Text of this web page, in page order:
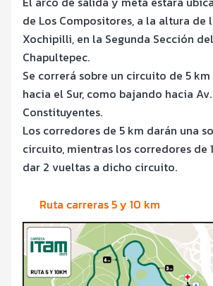
de Los Compositores, a la altura de
Xochipilli, en la Segunda Sección
Chapultepec.
Se correrá sobre un circuito de 5
hacia el Sur, como bajando hacia Av.
Constituyentes.
Los corredores de 5 km darán una
circuito, mientras los corredores de
dar 2 vueltas a dicho circuito.
Ruta carreras 5 y 10 km